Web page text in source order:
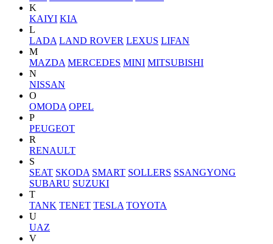
K
KAIYI KIA
L
LADA LAND ROVER LEXUS LIFAN
M
MAZDA MERCEDES MINI MITSUBISHI
N
NISSAN
O
OMODA OPEL
P
PEUGEOT
R
RENAULT
S
SEAT SKODA SMART SOLLERS SSANGYONG
SUBARU SUZUKI
T
TANK TENET TESLA TOYOTA
U
UAZ
V